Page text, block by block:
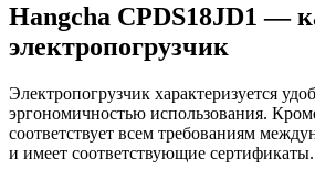
Hangcha CPDS18JD1 —
электропогрузчик
Электропогрузчик характеризуется
эргономичностью использования.
соответствует всем требованиям
и имеет соответствующие сертификаты.